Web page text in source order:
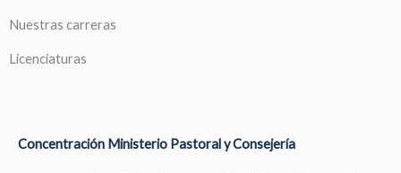
Nuestras carreras
Licenciaturas
Concentración Ministerio Pastoral y Consejería